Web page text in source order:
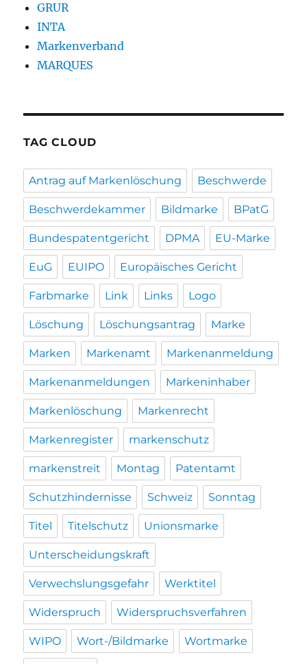
GRUR
INTA
Markenverband
MARQUES
TAG CLOUD
Antrag auf Markenlöschung Beschwerde
Beschwerdekammer Bildmarke BPatG
Bundespatentgericht DPMA EU-Marke
EuG EUIPO Europäisches Gericht
Farbmarke Link Links Logo
Löschung Löschungsantrag Marke
Marken Markenamt Markenanmeldung
Markenanmeldungen Markeninhaber
Markenlöschung Markenrecht
Markenregister markenschutz
markenstreit Montag Patentamt
Schutzhindernisse Schweiz Sonntag
Titel Titelschutz Unionsmarke
Unterscheidungskraft
Verwechslungsgefahr Werktitel
Widerspruch Widerspruchsverfahren
WIPO Wort-/Bildmarke Wortmarke